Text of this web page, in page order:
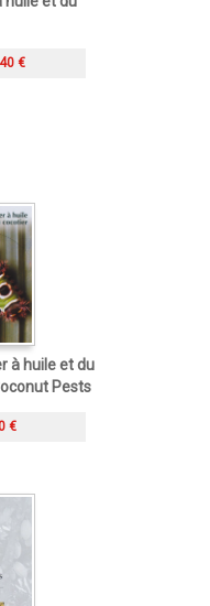
€
à huile et du
Pests
€